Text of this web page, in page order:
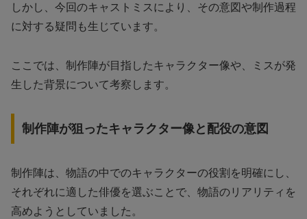
しかし、今回のキャストミスにより、その意図や制作過程
に対する疑問も生じています。
ここでは、制作陣が目指したキャラクター像や、ミスが発
生した背景について考察します。
制作陣が狙ったキャラクター像と配役の意図
制作陣は、物語の中でのキャラクターの役割を明確にし、
それぞれに適した俳優を選ぶことで、物語のリアリティを
高めようとしていました。